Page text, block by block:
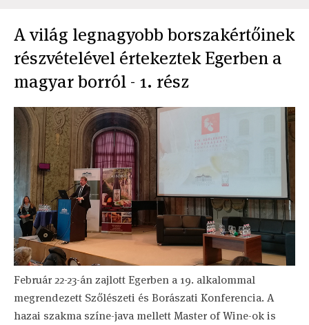
A világ legnagyobb borszakértőinek
részvételével értekeztek Egerben a
magyar borról - 1. rész
Február 22-23-án zajlott Egerben a 19. alkalommal
megrendezett Szőlészeti és Borászati Konferencia. A
hazai szakma színe-java mellett Master of Wine-ok is